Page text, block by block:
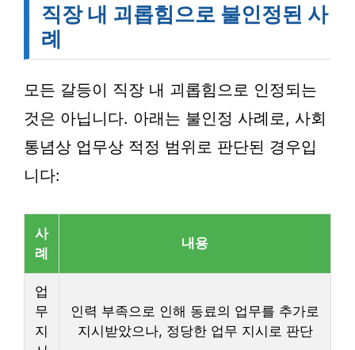
직장 내 괴롭힘으로 불인정된 사
례
모든 갈등이 직장 내 괴롭힘으로 인정되는
것은 아닙니다. 아래는 불인정 사례로, 사회
통념상 업무상 적정 범위로 판단된 경우입
니다:
사
례
내용
업
무
지
인력 부족으로 인해 동료의 업무를 추가로
지시받았으나, 정당한 업무 지시로 판단